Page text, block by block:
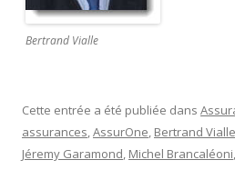
Bertrand Vialle
Cette entrée a été publiée dans
assurances,AssurOne, Bertrand Vialle
Jéremy Garamond, Michel Brancaléoni